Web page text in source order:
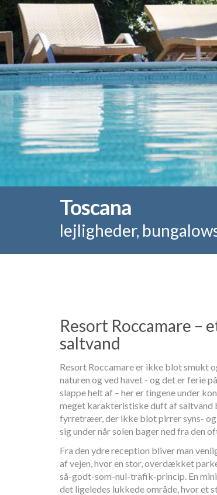
Toscana
lejligheder,
Resort Roccamare –
saltvand
Resort Roccamare er ikke blot smukt
naturen og ved havet - og det er ferie
slappe helt af – her er tingene under
meget karakteristiske duft af saltvand
fyrretræer, der ikke blot pirrer syns- og
sig under når solen bager ned fra den
Fra den ydre reception bliver man
af vejen, hvor en stor, overdækket
så-godt-som-nul-trafik-princip. En
det ligeledes lukkede område, hvor et